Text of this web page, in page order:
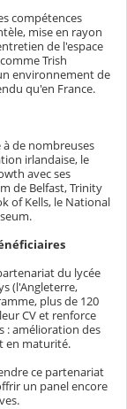
compétences
mise en rayon
de l'espace
Trish
environnement de
qu'en France.
à de nombreuses
irlandaise, le
avec ses
de Belfast, Trinity
of Kells, le National
du lycée
(l'Angleterre,
plus de 120
CV et renforce
: amélioration des
en maturité.
ce partenariat
un panel encore